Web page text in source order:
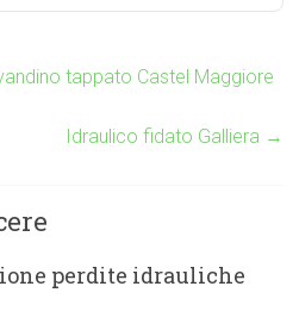
tappato Castel Maggiore
Idraulico fidato Galliera →
perdite idrauliche